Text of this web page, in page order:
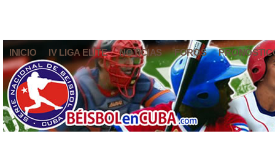
INICIO IV LIGA ELITE NOTICIAS FOROS